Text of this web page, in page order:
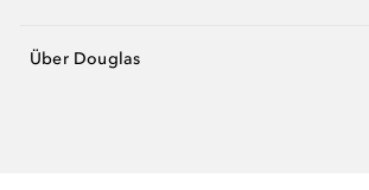
Über Douglas